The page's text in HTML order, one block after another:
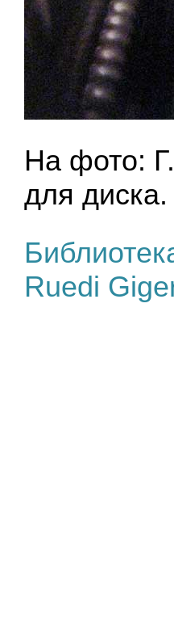
На фото:
для
Ruedi